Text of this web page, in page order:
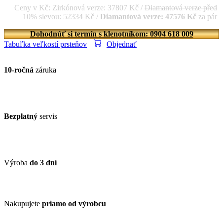
Ceny v Kč: Zirkónová verze: 37807 Kč / Diamantová verze před
10% slevou: 52334 Kč/ Diamantová verze: 47576 Kč za pár
Dohodnúť si termín s klenotníkom: 0904 618 009
Tabuľka veľkostí prsteňov
Objednať
10-ročná záruka
Bezplatný servis
Výroba do 3 dní
Nakupujete priamo od výrobcu